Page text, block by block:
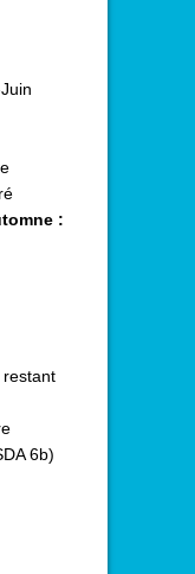
:
6b)